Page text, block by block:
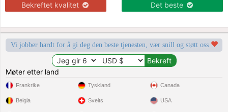
Bekreftet kvalitet Det beste
Vi jobber hardt for å gi deg den beste tjenesten, vær snill og støtt oss
Møter etter land
Frankrike
Belgia
Tyskland
Sveits
Canada
USA